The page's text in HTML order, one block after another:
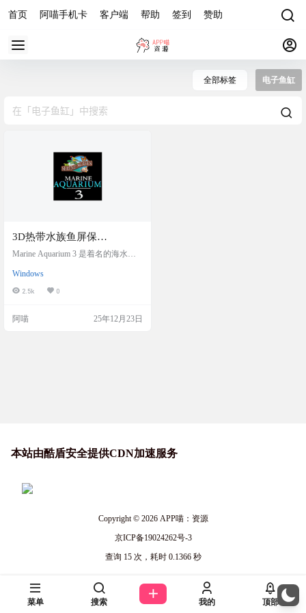
首页 阿喵手机卡 客户端 帮助 签到 赞助
全部标签 电子鱼缸
3D热带水族鱼屏保
SereneScreen Marine
免注册版，效果逼真，电子
鱼缸
Marine Aquarium 3 是着名的海水鱼
需要一个 LCD屏幕，连接上电脑，
便能随时享受观赏珊瑚鱼的乐趣，
自由自在地游动，配合您自选的柔
Windows
2.5k 0
阿喵 25年12月23日
本站由酷盾安全提供CDN加速服务
Copyright © 2026APP喵：资源
京ICP备19024262号-3
查询 15 次，耗时 0.1366 秒
菜单 搜索 我的 顶部